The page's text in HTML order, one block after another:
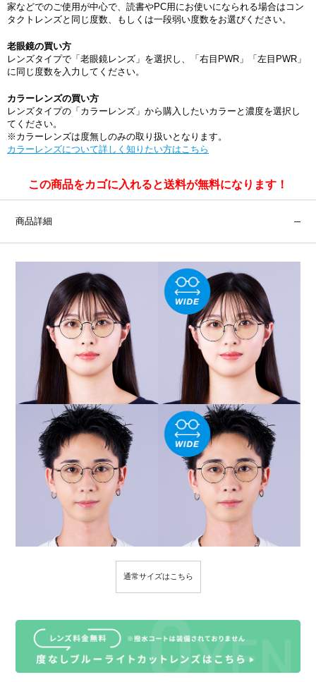
家などでのご使用が中心で、読書やPC用にお使いになられる場合はコン
タクトレンズと同じ度数、もしくは一段弱い度数をお選びください。
老眼鏡の買い方
レンズタイプで「老眼鏡レンズ」を選択し、「右目PWR」「左目PWR」
に同じ度数を入力してください。
カラーレンズの買い方
レンズタイプの「カラーレンズ」から購入したいカラーと濃度を選択し
てください。
※カラーレンズは度無しのみの取り扱いとなります。
カラーレンズについて詳しく知りたい方はこちら
この商品をカゴに入れると送料が無料になります！
商品詳細
通常サイズはこちら